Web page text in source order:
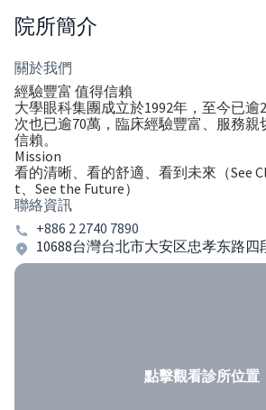
院所簡介
關於我們
經驗豐富 值得信賴
大學眼科集團成立於1992年，至今已逾
次也已逾70萬，臨床經驗豐富、服務親
信賴。
Mission
看的清晰、看的舒適、看到未來（See
t、See the Future）
聯絡資訊
+886 2 2740 7890
10688台灣台北市大安区忠孝东路四
點擊觀看診所位置